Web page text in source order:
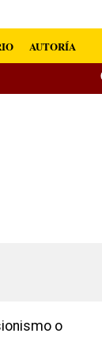
AUTORÍA
o